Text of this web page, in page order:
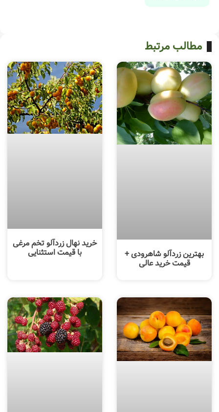
مطالب مرتبط
بهترین زردآلو شاهرودی +
قیمت خرید عالی
خرید نهال زردآلو تخم مرغی
با قیمت استثنایی